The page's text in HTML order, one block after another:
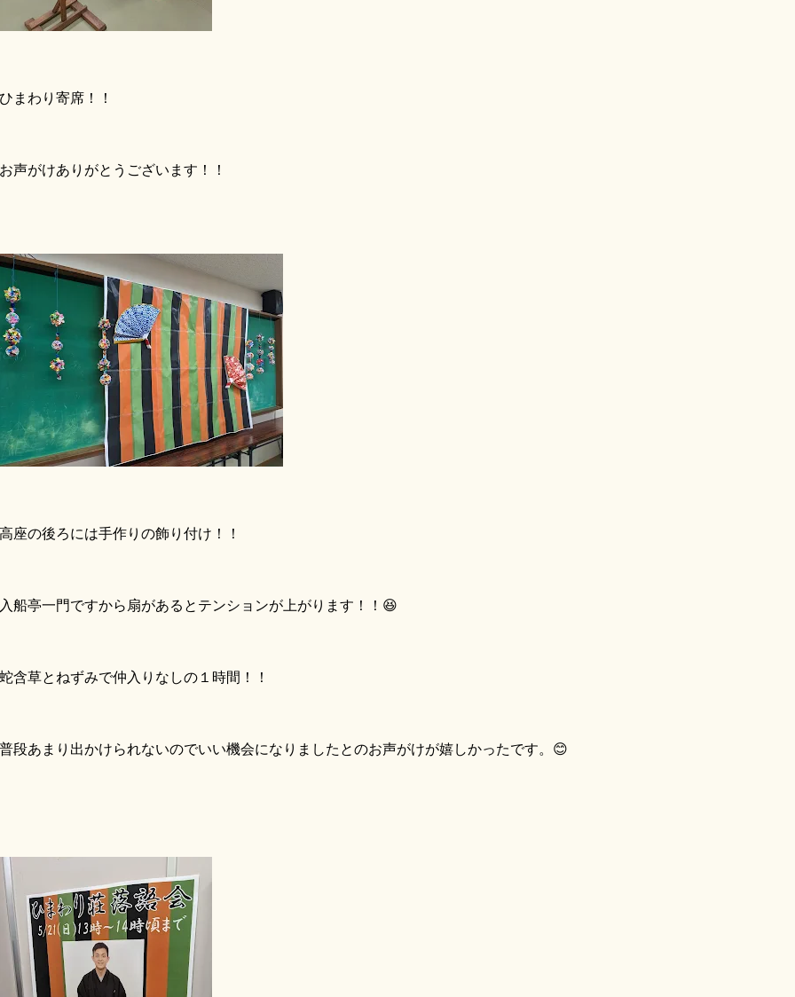
わり寄席！！
がけありがとうございます！！
の後ろには手作りの飾り付け！！
亭一門ですから扇があるとテンションが上がります！！😆
草とねずみで仲入りなしの１時間！！
あまり出かけられないのでいい機会になりましたとのお声がけが嬉しかったです。😊